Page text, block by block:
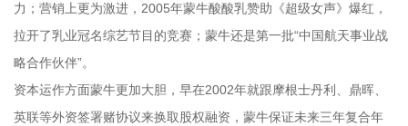
力；营销上更为激进，2005年蒙牛酸酸乳赞助《超级女声》爆红，
拉开了乳业冠名综艺节目的竞赛；蒙牛还是第一批“中国航天事业战
略合作伙伴”。
资本运作方面蒙牛更加大胆，早在2002年就跟摩根士丹利、鼎晖、
英联等外资签署赌协议来换取股权融资，蒙牛保证未来三年复合年